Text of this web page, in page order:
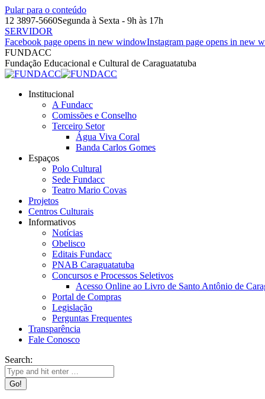
Pular para o conteúdo
12 3897-5660Segunda à Sexta - 9h às 17h
SERVIDOR
Facebook page opens in new windowInstagram page opens in new
FUNDACC
Fundação Educacional e Cultural de Caraguatatuba
Institucional
A Fundacc
Comissões e Conselho
Terceiro Setor
Água Viva Coral
Banda Carlos Gomes
Espaços
Polo Cultural
Sede Fundacc
Teatro Mario Covas
Projetos
Centros Culturais
Informativos
Notícias
Obelisco
Editais Fundacc
PNAB Caraguatatuba
Concursos e Processos Seletivos
Acesso Online ao Livro de Santo Antônio de
Portal de Compras
Legislação
Perguntas Frequentes
Transparência
Fale Conosco
Search: